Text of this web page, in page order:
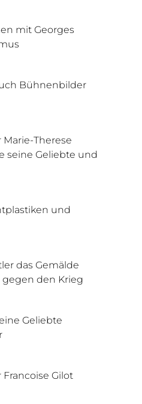
mit Georges
Bühnenbilder
Therese
seine Geliebte und
und
das Gemälde
gegen den Krieg
Geliebte
Gilot